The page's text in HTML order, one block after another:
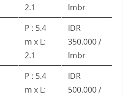
2.1
lmbr
P : 5.4
m x L:
2.1
IDR
350.000 /
lmbr
P : 5.4
m x L:
IDR
500.000 /